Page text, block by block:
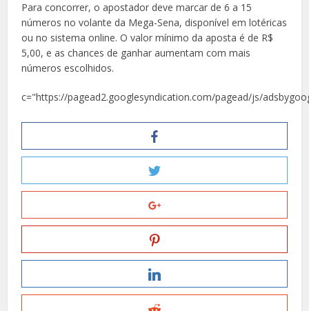
Para concorrer, o apostador deve marcar de 6 a 15
números no volante da Mega-Sena, disponível em lotéricas
ou no sistema online. O valor mínimo da aposta é de R$
5,00, e as chances de ganhar aumentam com mais
números escolhidos.
c="https://pagead2.googlesyndication.com/pagead/js/